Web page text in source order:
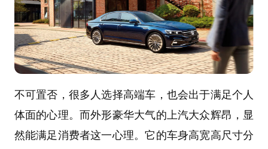
不可置否，很多人选择高端车，也会出于满足个人
体面的心理。而外形豪华大气的上汽大众辉昂，显
然能满足消费者这一心理。它的车身高宽高尺寸分